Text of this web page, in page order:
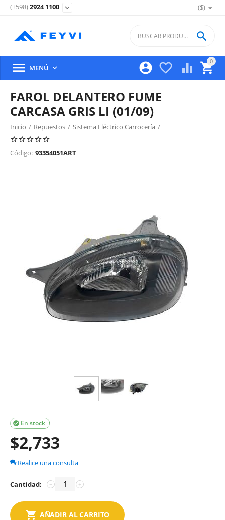
($)
(+598)2924 1100 expand_more
0

 


 MENÚ 
FAROL DELANTERO FUME
CARCASA GRIS LI (01/09)
Inicio / Repuestos / Sistema Eléctrico Carrocería /
Iluminacion Exterior Delantera
Código: 93354051ART
En stock

$2,733
Realice una consulta
Cantidad: +
−
AÑADIR AL CARRITO